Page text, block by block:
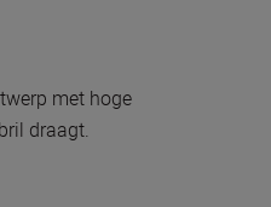
met hoge
draagt.